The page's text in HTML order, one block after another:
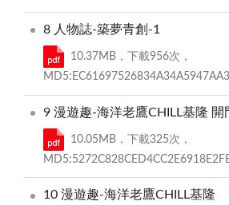
8 人物誌-築夢青創-1
10.37MB，下載956次，
9 漫遊趣-海洋老鷹CHILL基隆 開
10.05MB，下載325次，
10 漫遊趣-海洋老鷹CHILL基隆